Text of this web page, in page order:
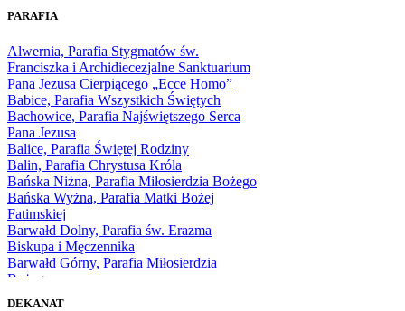
1966
1968
1969
1970
1971
1972
1973
1974
1975
1976
1977
1978
1979
1980
1981
1983
PARAFIA
Alwernia, Parafia Stygmatów św.
Franciszka i Archidiecezjalne Sanktuarium
Pana Jezusa Cierpiącego „Ecce Homo”
Babice, Parafia Wszystkich Świętych
Bachowice, Parafia Najświętszego Serca
Pana Jezusa
Balice, Parafia Świętej Rodziny
Balin, Parafia Chrystusa Króla
Bańska Niżna, Parafia Miłosierdzia Bożego
Bańska Wyżna, Parafia Matki Bożej
Fatimskiej
Barwałd Dolny, Parafia św. Erazma
Biskupa i Męczennika
Barwałd Górny, Parafia Miłosierdzia
Bożego
DEKANAT